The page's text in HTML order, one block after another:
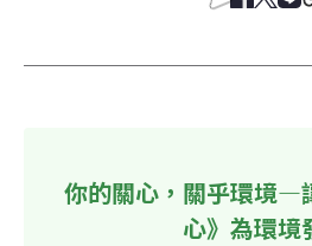
你的關心，關乎環境—
心》為環境